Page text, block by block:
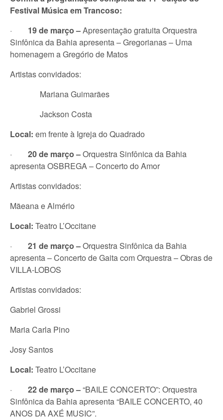
Festival Música em Trancoso:
· 19 de março –Apresentação gratuita Orquestra
Sinfônica da Bahia apresenta – Gregorianas – Uma
homenagem a Gregório de Matos
Artistas convidados:
Mariana Guimarães
Jackson Costa
Local: em frente à Igreja do Quadrado
· 20 de março –Orquestra Sinfônica da Bahia
apresenta OSBREGA – Concerto do Amor
Artistas convidados:
Mãeana e Almério
Local: Teatro L’Occitane
· 21 de março –Orquestra Sinfônica da Bahia
apresenta – Concerto de Gaita com Orquestra – Obras de
VILLA-LOBOS
Artistas convidados:
Gabriel Grossi
Maria Carla Pino
Josy Santos
Local: Teatro L’Occitane
· 22 de março –“BAILE CONCERTO”: Orquestra
Sinfônica da Bahia apresenta “BAILE CONCERTO, 40
ANOS DA AXÉ MUSIC”.